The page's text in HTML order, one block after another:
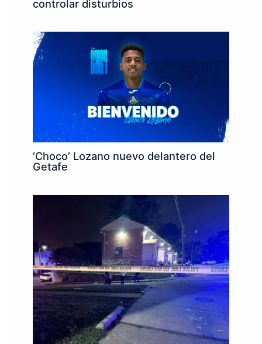
controlar disturbios
‘Choco’ Lozano nuevo delantero del
Getafe